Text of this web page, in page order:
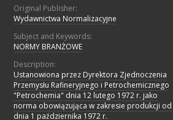
Original Publisher:
Wydawnictwa Normalizacyjne
Subject and Keywords:
NORMY BRANŻOWE
Description:
Ustanowiona przez Dyrektora Zjednoczenia
Przemysłu Rafineryjnego i Petrochemicznego
"Petrochemia" dnia 12 lutego 1972 r. jako
norma obowiązująca w zakresie produkcji od
dnia 1 października 1972 r.